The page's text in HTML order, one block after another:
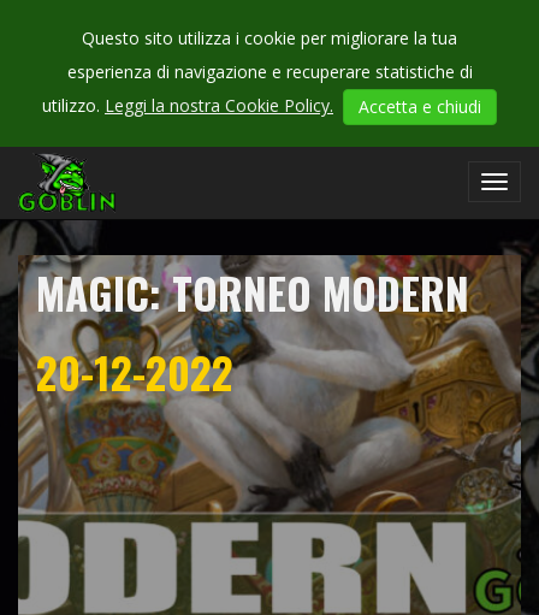
Questo sito utilizza i cookie per migliorare la tua
esperienza di navigazione e recuperare statistiche di
utilizzo. Leggi la nostra Cookie Policy. Accetta e chiudi
CHECK
OUR
MAGIC: TORNEO MODERN
20-12-2022